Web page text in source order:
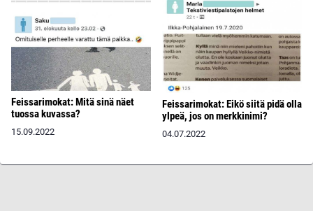
Feissarimokat: Mitä sinä näet
tuossa kuvassa?
15.09.2022
Feissarimokat: Eikö siitä pidä olla
ylpeä, jos on merkkinimi?
04.07.2022